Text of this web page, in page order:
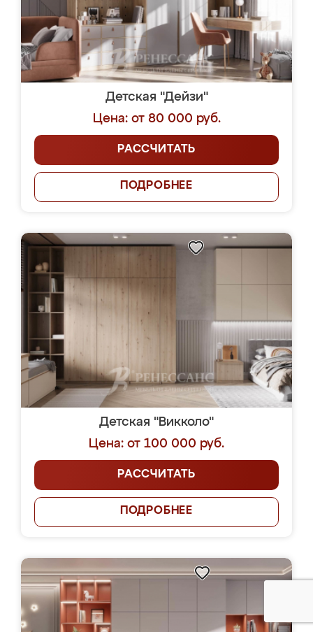
Детская "Дейзи"
Цена: от 80 000 руб.
РАССЧИТАТЬ
ПОДРОБНЕЕ
Детская "Викколо"
Цена: от 100 000 руб.
РАССЧИТАТЬ
ПОДРОБНЕЕ